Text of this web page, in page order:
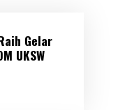
Gelar
UKSW